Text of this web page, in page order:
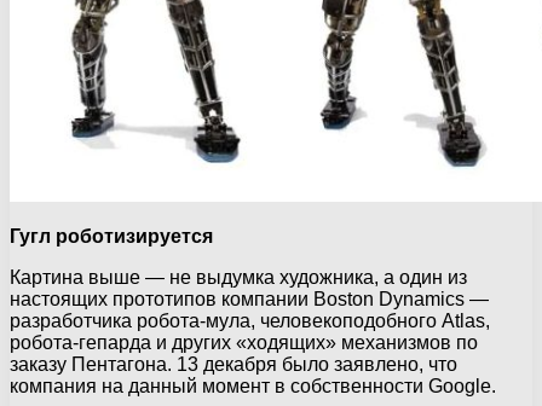
Гугл роботизируется
Картина выше — не выдумка художника, а один из
настоящих прототипов компании Boston Dynamics —
разработчика робота-мула, человекоподобного Atlas,
робота-гепарда и других «ходящих» механизмов по
заказу Пентагона. 13 декабря было заявлено, что
компания на данный момент в собственности Google.